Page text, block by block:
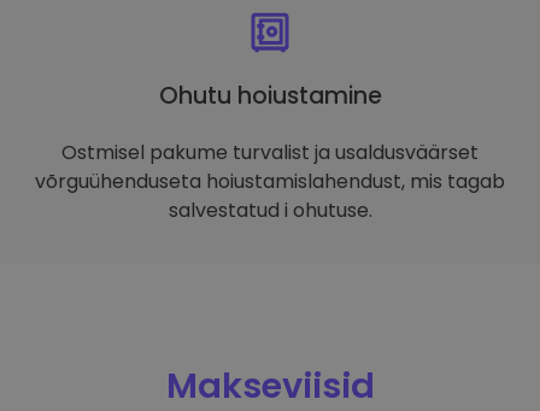
Ohutu hoiustamine
Ostmisel pakume turvalist ja usaldusväärset
võrguühenduseta hoiustamislahendust, mis tagab
salvestatud i ohutuse.
Makseviisid